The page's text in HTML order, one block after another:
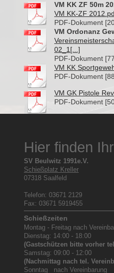
VM KK ZF 50m
VM KK-ZF
PDF-Dokument
VM Ordonanz
02_1[...]
PDF-Dokument
VM KK
PDF-Dokument
VM GK Pistole
PDF-Dokument
Hier finden
SV Beulwitz 1991e.V.
Schießplatz Kreller
07318 Saalfeld
Telefon: 03671 2129
Fax: 03671 5919455
Schießzeiten
Montag - Freitag nach
Dienstag: 14:00 - 18:00
(Gastschützen bitte vorher
Samstag: 09:00 - 12:00
(Nachmittag nach tel.
Sonntag nach Vereinbarung